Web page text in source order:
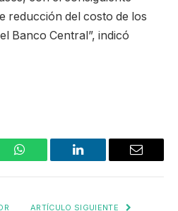
reducción del costo de los
Banco Central”, indicó
WhatsApp LinkedIn Email
ARTÍCULO SIGUIENTE